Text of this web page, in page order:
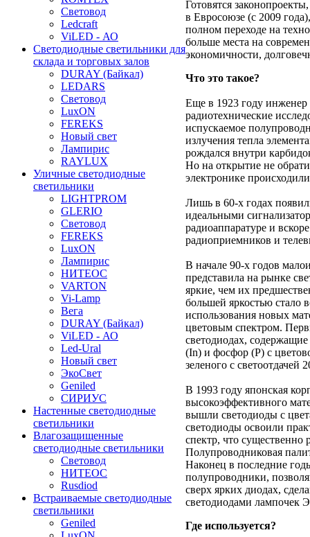
Световод
Ledcraft
ViLED - АО
Светодиодные светильники для
склада и торговых залов
DURAY (Байкал)
LEDARS
Световод
LuxON
FEREKS
Новый свет
Лампирис
RAYLUX
Уличные светодиодные
светильники
LIGHTPROM
GLERIO
Световод
FEREKS
LuxON
Лампирис
НИТЕОС
VARTON
Vi-Lamp
Вега
DURAY (Байкал)
ViLED - АО
Led-Ural
Новый свет
ЭкоСвет
Geniled
СИРИУС
Настенные светодиодные
светильники
Влагозащищенные
светодиодные светильники
Световод
НИТЕОС
Rusdiod
Встраиваемые светодиодные
светильники
Geniled
Готовятся
в Евросоюзе (с 2009
полном переходе на
больше места на
экономичности,
Что это такое?
Еще в 1923 году
радиотехнические
испускаемое
излучения тепла
рождался внутри
Но на открытие не
электронике
Лишь в 60-х годах
идеальными
радиоаппаратуре и
радиоприемников и
В начале 90-х годов
представила на рынке
яркие, чем их
большей яркостью стало
использования новых
цветовым спектром.
светодиодах,
(In) и фосфор (P) с
зеленого с светоотдачей
В 1993 году японская
высокоэффективного
вышли светодиоды с
светодиоды освоили
спектр, что
Полупроводниковая
Наконец в последние
полупроводники,
сверх ярких диодах,
светодиодами лампочек
Где используется?